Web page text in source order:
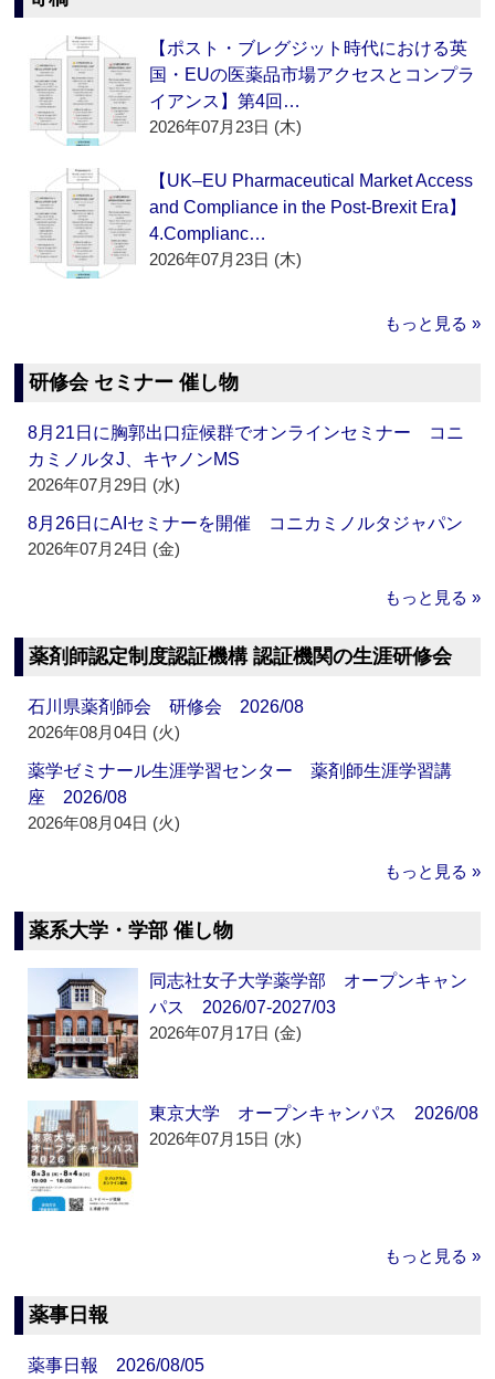
【ポスト・ブレグジット時代における英
国・EUの医薬品市場アクセスとコンプラ
イアンス】第4回…
2026年07月23日 (木)
【UK–EU Pharmaceutical Market Access
and Compliance in the Post-Brexit Era】
4.Complianc…
2026年07月23日 (木)
もっと見る »
研修会 セミナー 催し物
8月21日に胸郭出口症候群でオンラインセミナー コニ
カミノルタJ、キヤノンMS
2026年07月29日 (水)
8月26日にAIセミナーを開催 コニカミノルタジャパン
2026年07月24日 (金)
もっと見る »
薬剤師認定制度認証機構 認証機関の生涯研修会
石川県薬剤師会 研修会 2026/08
2026年08月04日 (火)
薬学ゼミナール生涯学習センター 薬剤師生涯学習講
座 2026/08
2026年08月04日 (火)
もっと見る »
薬系大学・学部 催し物
同志社女子大学薬学部 オープンキャン
パス 2026/07-2027/03
2026年07月17日 (金)
東京大学 オープンキャンパス 2026/08
2026年07月15日 (水)
もっと見る »
薬事日報
薬事日報 2026/08/05